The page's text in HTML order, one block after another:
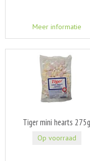
Meer informatie
Tiger mini hearts 275g
Op voorraad